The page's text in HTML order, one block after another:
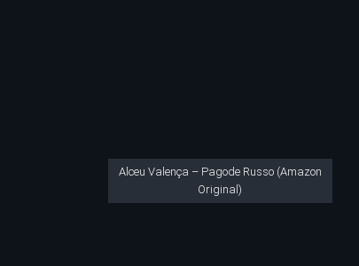
Alceu Valença – Pagode Russo (Amazon
Original)